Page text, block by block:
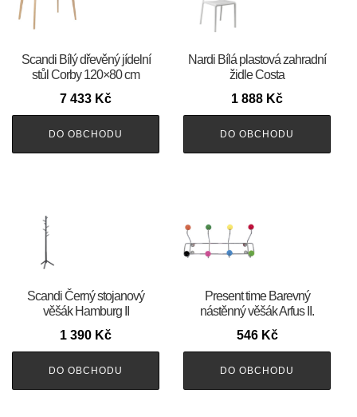
Scandi Bílý dřevěný jídelní
stůl Corby 120×80 cm
7 433 Kč
DO OBCHODU
Nardi Bílá plastová zahradní
židle Costa
1 888 Kč
DO OBCHODU
Scandi Černý stojanový
věšák Hamburg II
1 390 Kč
DO OBCHODU
Present time Barevný
nástěnný věšák Arfus II.
546 Kč
DO OBCHODU